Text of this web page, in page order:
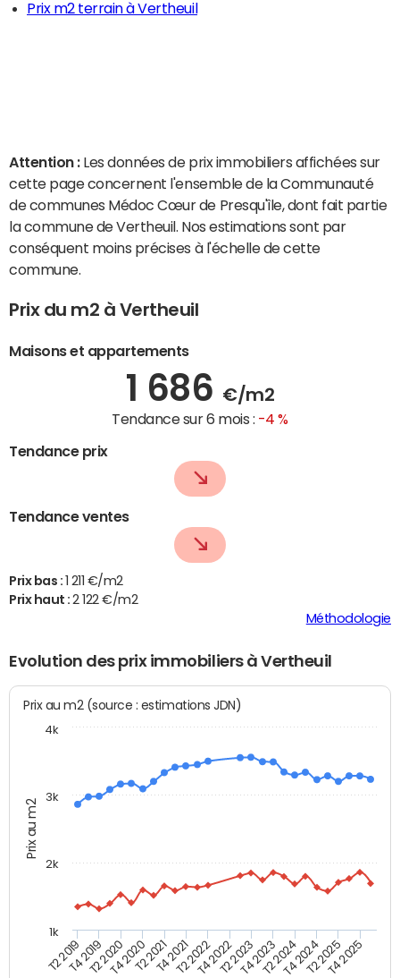
Prix m2 terrain à Vertheuil
Attention : Les données de prix immobiliers affichées sur
cette page concernent l'ensemble de la Communauté
de communes Médoc Cœur de Presqu'île, dont fait partie
la commune de Vertheuil. Nos estimations sont par
conséquent moins précises à l'échelle de cette
commune.
Prix du m2 à Vertheuil
Maisons et appartements
1 686 €/m2
Tendance sur 6 mois : -4 %
Tendance prix
Tendance ventes
Prix bas :
1 211 €/m2
Prix haut :2 122 €/m2
Méthodologie
Evolution des prix immobiliers à Vertheuil
Prix au m2
Prix au m2 (source : estimations JDN)
T2 2019T4 2019T2 2020T4 2020T2 2021T4 2021T2 2022T4 2022T2 2023T4 2023T2 2024T4 2024T2 2025T4 2025
1k
2k
3k
4k